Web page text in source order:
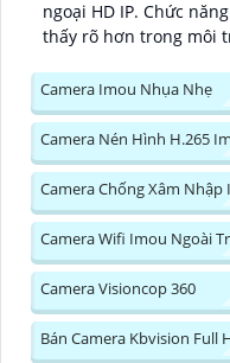
ngoại HD IP. Chức năng chống ngược sáng DWDR giúp
thấy rõ hơn trong môi
Camera Imou Nhụa Nhẹ
Camera Nén Hình H.265
Camera Chống Xâm Nhập
Camera Wifi Imou Ngoài
Camera Visioncop 360
Bán Camera Kbvision Full